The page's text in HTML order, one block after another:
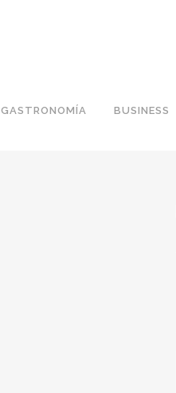
GASTRONOMÍA BUSINESS